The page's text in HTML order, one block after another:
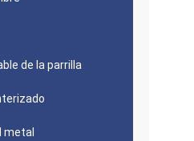
de la parrilla
metal